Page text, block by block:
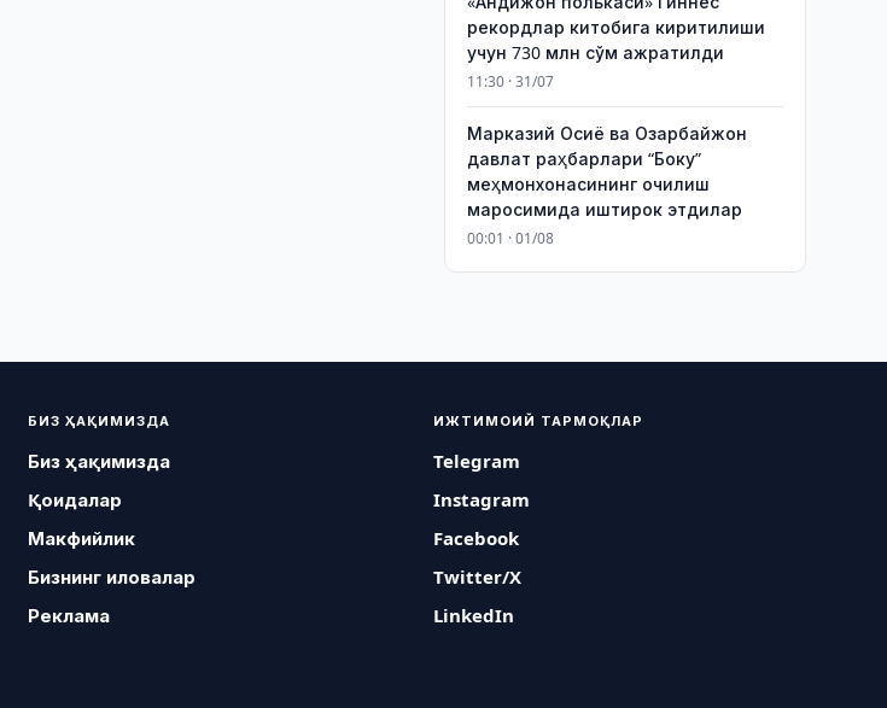
рекордлар китобига киритилиши
учун 730 млн сўм ажратилди
11:30 · 31/07
Марказий Осиё ва Озарбайжон
давлат раҳбарлари “Боку”
меҳмонхонасининг очилиш
маросимида иштирок этдилар
00:01 · 01/08
БИЗ ҲАҚИМИЗДА
Биз ҳақимизда
Қоидалар
Макфийлик
Бизнинг иловалар
Реклама
ИЖТИМОИЙ ТАРМОҚЛАР
Telegram
Instagram
Facebook
Twitter/X
LinkedIn